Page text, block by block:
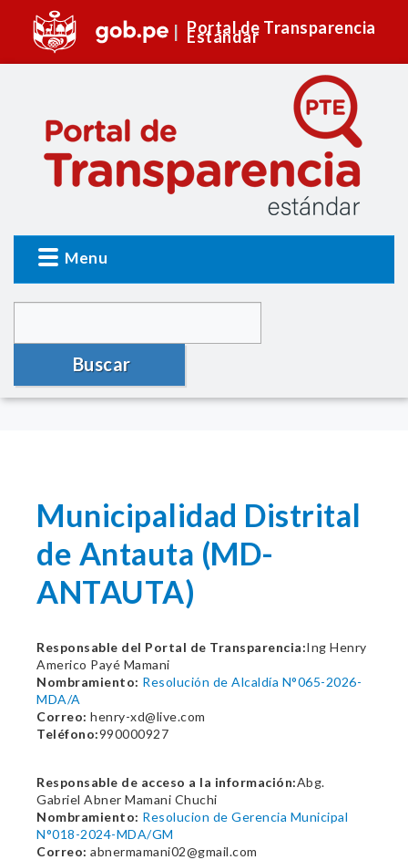
Portal de Transparencia
Estándar
Menu
Buscar
Municipalidad Distrital
de Antauta (MD-
ANTAUTA)
Responsable del Portal de Transparencia:Ing Henry
Americo Payé Mamani
Nombramiento: Resolución de Alcaldía N°065-2026-
MDA/A
Correo: henry-xd@live.com
Teléfono:990000927
Responsable de acceso a la información:Abg.
Gabriel Abner Mamani Chuchi
Nombramiento: Resolucion de Gerencia Municipal
N°018-2024-MDA/GM
Correo: abnermamani02@gmail.com